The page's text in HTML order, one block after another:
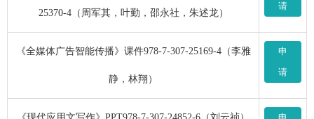
25370-4（周军其，叶勤，邵永社，朱述龙）
请
《全媒体广告智能传播》课件978-7-307-25169-4（李雅
静，林翔）
申
请